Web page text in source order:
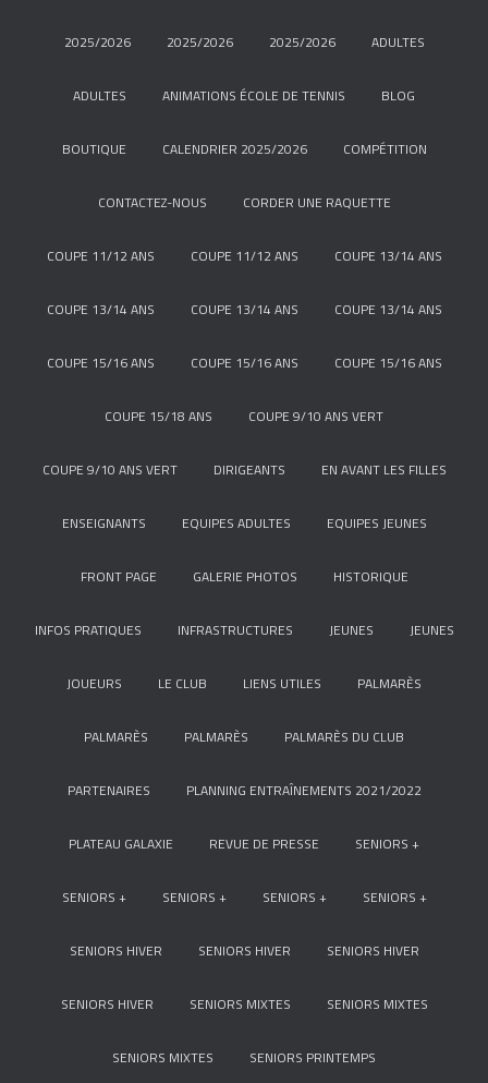
2025/2026 2025/2026 2025/2026 ADULTES
ADULTES ANIMATIONS ÉCOLE DE TENNIS BLOG
BOUTIQUE CALENDRIER 2025/2026 COMPÉTITION
CONTACTEZ-NOUS CORDER UNE RAQUETTE
COUPE 11/12 ANS COUPE 11/12 ANS COUPE 13/14 ANS
COUPE 13/14 ANS COUPE 13/14 ANS COUPE 13/14 ANS
COUPE 15/16 ANS COUPE 15/16 ANS COUPE 15/16 ANS
COUPE 15/18 ANS COUPE 9/10 ANS VERT
COUPE 9/10 ANS VERT DIRIGEANTS EN AVANT LES FILLES
ENSEIGNANTS EQUIPES ADULTES EQUIPES JEUNES
FRONT PAGE GALERIE PHOTOS HISTORIQUE
INFOS PRATIQUES INFRASTRUCTURES JEUNES JEUNES
JOUEURS LE CLUB LIENS UTILES PALMARÈS
PALMARÈS PALMARÈS PALMARÈS DU CLUB
PARTENAIRES PLANNING ENTRAÎNEMENTS 2021/2022
PLATEAU GALAXIE REVUE DE PRESSE SENIORS +
SENIORS + SENIORS + SENIORS + SENIORS +
SENIORS HIVER SENIORS HIVER SENIORS HIVER
SENIORS HIVER SENIORS MIXTES SENIORS MIXTES
SENIORS MIXTES SENIORS PRINTEMPS